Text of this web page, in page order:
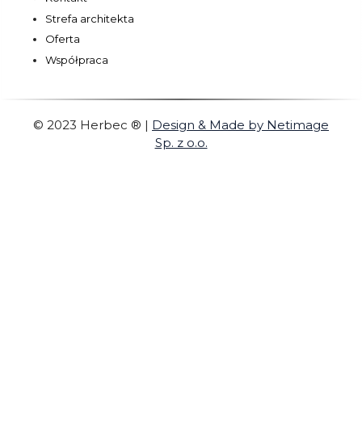
Strefa architekta
Oferta
Współpraca
© 2023 Herbec ® | Design & Made by Netimage
Sp. z o.o.